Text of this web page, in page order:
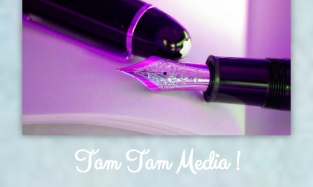
Tam Tam Media !